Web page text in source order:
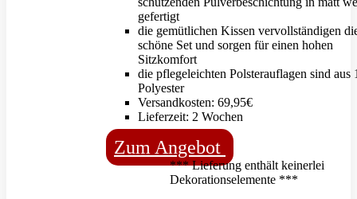
gefertigt
die gemütlichen Kissen vervollständigen
schöne Set und sorgen für einen hohen
Sitzkomfort
die pflegeleichten Polsterauflagen sind aus
Polyester
Versandkosten: 69,95€
Lieferzeit: 2 Wochen
Zum Angebot
*** Lieferung enthält keinerlei
Dekorationselemente ***